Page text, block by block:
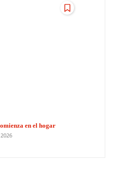
en el hogar